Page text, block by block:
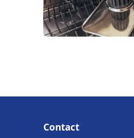
Contact